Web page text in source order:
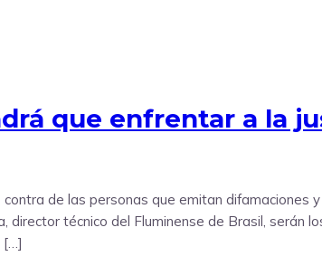
que enfrentar a la
de las personas que emitan difamaciones
director técnico del Fluminense de Brasil, serán
[…]